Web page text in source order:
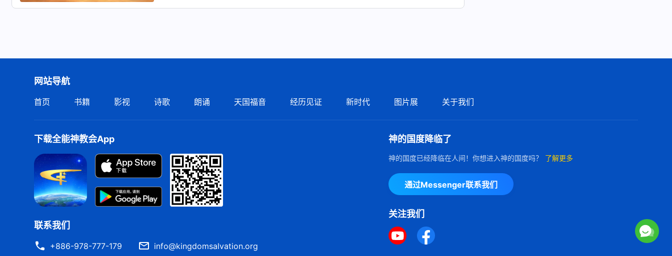
网站导航
首页 书籍 影视 诗歌 朗诵 天国福音 经历见证 新时代 图片展 关于我们
下载全能神教会App
联系我们
+886-978-777-179 info@kingdomsalvation.org
神的国度降临了
神的国度已经降临在人间！你想进入神的国度吗？ 了解更多
通过Messenger联系我们
关注我们